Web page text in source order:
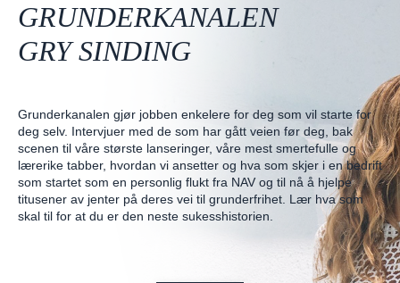
GRUNDERKANALEN
GRY SINDING
Grunderkanalen gjør jobben enkelere for deg som vil starte for
deg selv. Intervjuer med de som har gått veien før deg, bak
scenen til våre største lanseringer, våre mest smertefulle og
lærerike tabber, hvordan vi ansetter og hva som skjer i en bedrift
som startet som en personlig flukt fra NAV og til nå å hjelpe
titusener av jenter på deres vei til grunderfrihet. Lær hva som
skal til for at du er den neste sukesshistorien.